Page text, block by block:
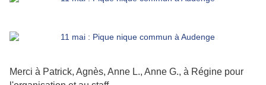
Merci à Patrick, Agnès, Anne L., Anne G., à Régine pour